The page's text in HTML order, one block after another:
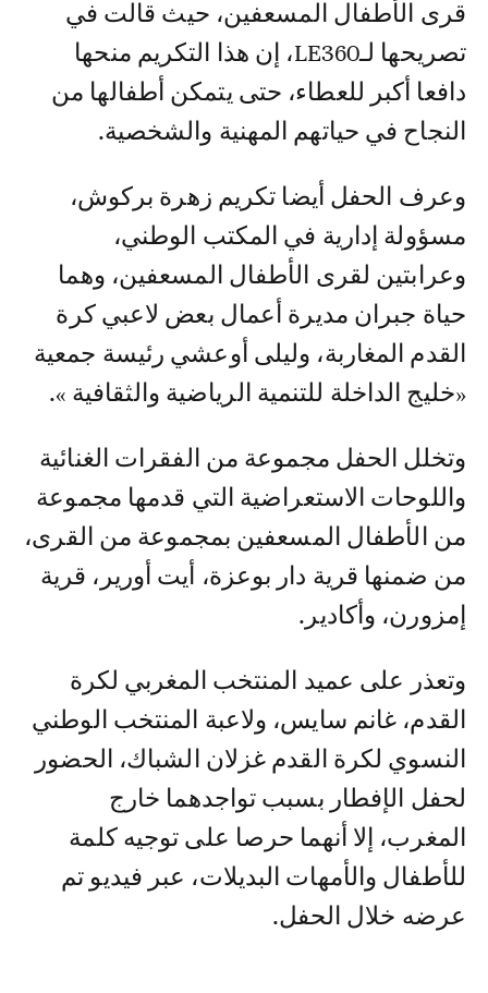
قرى الأطفال المسعفين، حيث قالت في
تصريحها لـLE360، إن هذا التكريم منحها
دافعا أكبر للعطاء، حتى يتمكن أطفالها من
النجاح في حياتهم المهنية والشخصية.
وعرف الحفل أيضا تكريم زهرة بركوش،
مسؤولة إدارية في المكتب الوطني،
وعرابتين لقرى الأطفال المسعفين، وهما
حياة جبران مديرة أعمال بعض لاعبي كرة
القدم المغاربة، وليلى أوعشي رئيسة جمعية
«خليج الداخلة للتنمية الرياضية والثقافية ».
وتخلل الحفل مجموعة من الفقرات الغنائية
واللوحات الاستعراضية التي قدمها مجموعة
من الأطفال المسعفين بمجموعة من القرى،
من ضمنها قرية دار بوعزة، أيت أورير، قرية
إمزورن، وأكادير.
وتعذر على عميد المنتخب المغربي لكرة
القدم، غانم سايس، ولاعبة المنتخب الوطني
النسوي لكرة القدم غزلان الشباك، الحضور
لحفل الإفطار بسبب تواجدهما خارج
المغرب، إلا أنهما حرصا على توجيه كلمة
للأطفال والأمهات البديلات، عبر فيديو تم
عرضه خلال الحفل.